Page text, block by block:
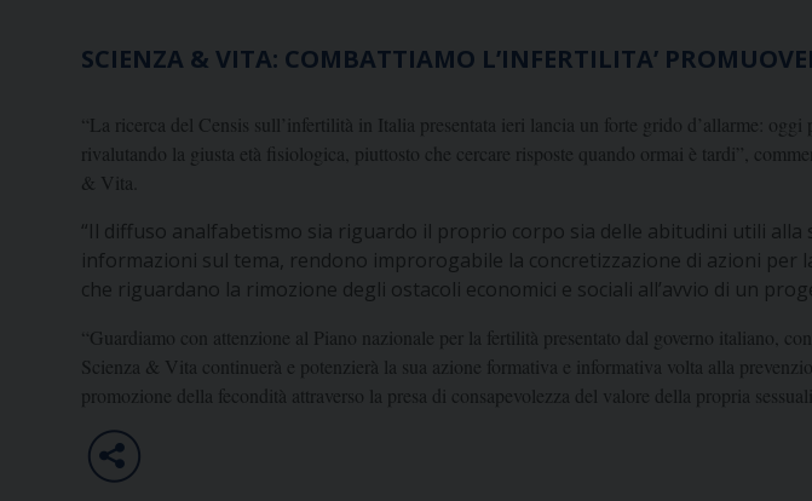
SCIENZA & VITA: COMBATTIAMO L’INFERTILITA’
“La ricerca del Censis sull’infertilità in Italia presentata ieri lancia un forte grido d’allarme:
rivalutando la giusta età fisiologica, piuttosto che cercare risposte quando ormai è tardi”,
& Vita.
“Il diffuso analfabetismo sia riguardo il proprio corpo sia delle abitudini utili
informazioni sul tema, rendono improrogabile la concretizzazione di azioni
che riguardano la rimozione degli ostacoli economici e sociali all’avvio di un
“Guardiamo con attenzione al Piano nazionale per la fertilità presentato dal governo italiano,
Scienza & Vita continuerà e potenzierà la sua azione formativa e informativa volta alla
promozione della fecondità attraverso la presa di consapevolezza del valore della propria